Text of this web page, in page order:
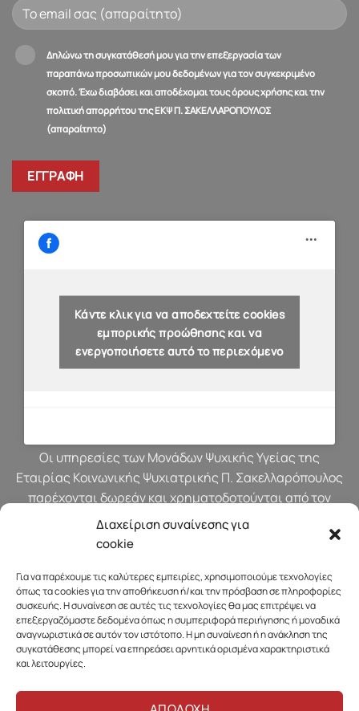
Διαχείριση συναίνεσης για
cookie
Για να παρέχουμε τις καλύτερες εμπειρίες, χρησιμοποιούμε τεχνολογίες
όπως τα cookies για την αποθήκευση ή/και την πρόσβαση σε πληροφορίες
συσκευής. Η συναίνεση σε αυτές τις τεχνολογίες θα μας επιτρέψει να
επεξεργαζόμαστε δεδομένα όπως η συμπεριφορά περιήγησης ή μοναδικά
αναγνωριστικά σε αυτόν τον ιστότοπο. Η μη συναίνεση ή η ανάκληση της
συγκατάθεσης μπορεί να επηρεάσει αρνητικά ορισμένα χαρακτηριστικά
και λειτουργίες.
Δηλώνω τη συγκατάθεσή μου για την επεξεργασία των
παραπάνω προσωπικών μου δεδομένων για τον συγκεκριμένο
σκοπό. Έχω διαβάσει και αποδέχομαι τους όρους χρήσης και την
πολιτική απορρήτου της ΕΚΨ Π. ΣΑΚΕΛΛΑΡΟΠΟΥΛΟΣ
(απαραίτητο)
Κάντε κλικ για να αποδεχτείτε cookies
εμπορικής προώθησης και να
ενεργοποιήσετε αυτό το περιεχόμενο
Οι υπηρεσίες των Μονάδων Ψυχικής Υγείας της
Εταιρίας Κοινωνικής Ψυχιατρικής Π. Σακελλαρόπουλος
παρέχονται δωρεάν και χρηματοδοτούνται από τον
προϋπολογισμό του Υπουργείου Υγείας.